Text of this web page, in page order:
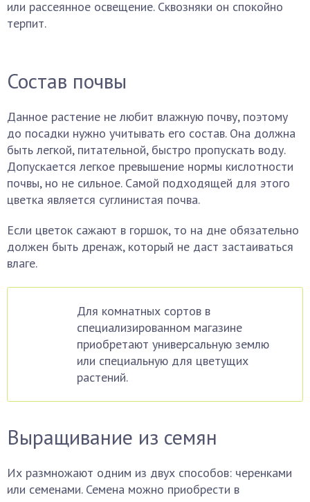
или рассеянное освещение. Сквозняки он спокойно
терпит.
Состав почвы
Данное растение не любит влажную почву, поэтому
до посадки нужно учитывать его состав. Она должна
быть легкой, питательной, быстро пропускать воду.
Допускается легкое превышение нормы кислотности
почвы, но не сильное. Самой подходящей для этого
цветка является суглинистая почва.
Если цветок сажают в горшок, то на дне обязательно
должен быть дренаж, который не даст застаиваться
влаге.
Для комнатных сортов в
специализированном магазине
приобретают универсальную землю
или специальную для цветущих
растений.
Выращивание из семян
Их размножают одним из двух способов: черенками
или семенами. Семена можно приобрести в